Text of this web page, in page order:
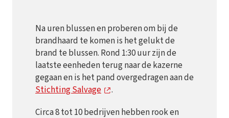
Na uren blussen en proberen om bij de
brandhaard te komen is het gelukt de
brand te blussen. Rond 1:30 uur zijn de
laatste eenheden terug naar de kazerne
gegaan en is het pand overgedragen aan de
Stichting Salvage
.
Circa 8 tot 10 bedrijven hebben rook en